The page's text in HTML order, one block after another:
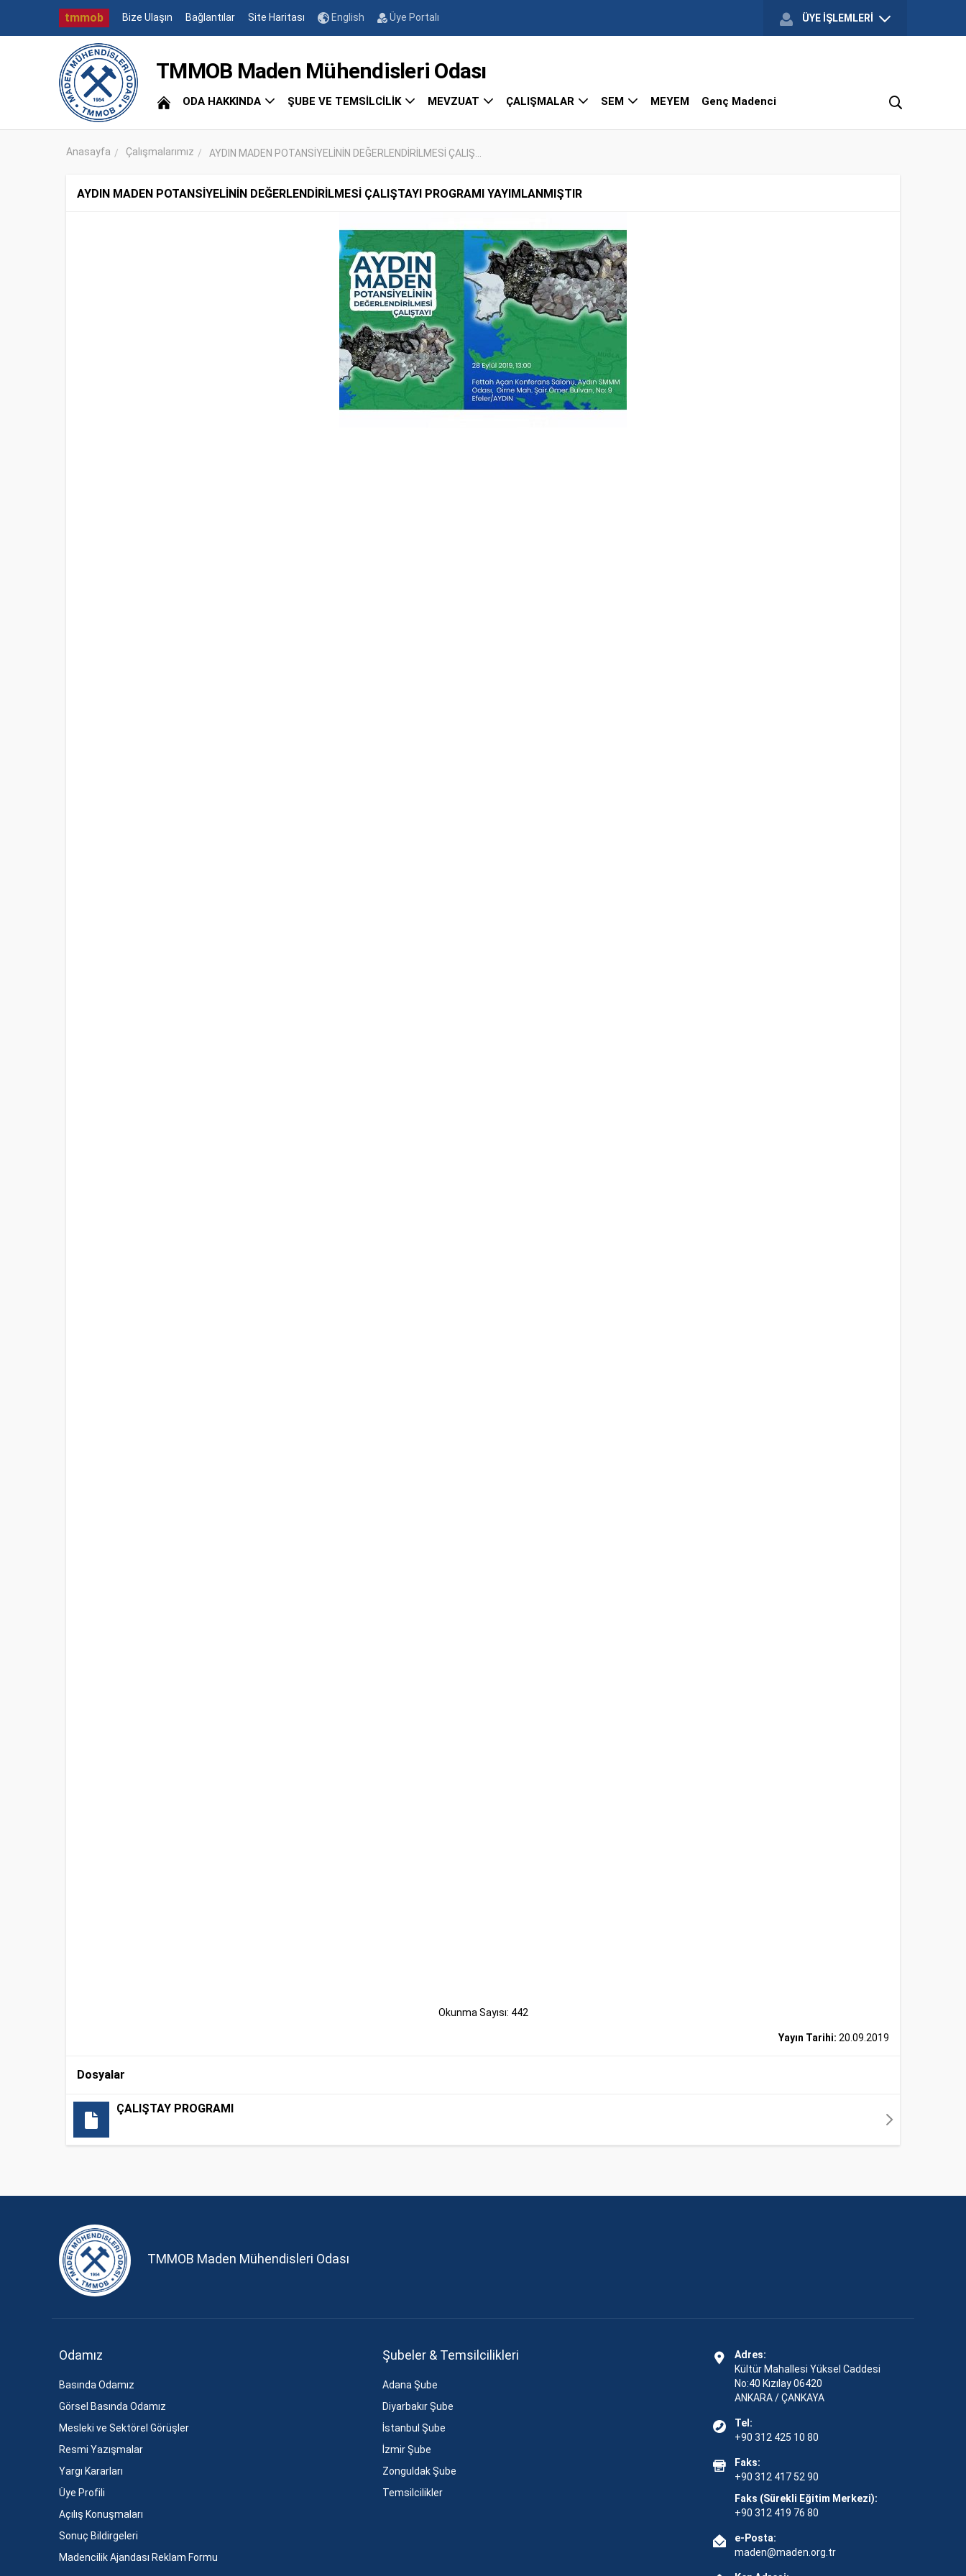
tmmob Bize Ulaşın Bağlantılar Site Haritası English Üye Portalı ÜYE İŞLEMLERİ
TMMOB Maden Mühendisleri Odası
ODA HAKKINDA ŞUBE VE TEMSİLCİLİK MEVZUAT ÇALIŞMALAR SEM MEYEM Genç Madenci
Anasayfa Çalışmalarımız AYDIN MADEN POTANSİYELİNİN DEĞERLENDİRİLMESİ ÇALIŞ...
AYDIN MADEN POTANSİYELİNİN DEĞERLENDİRİLMESİ ÇALIŞTAYI PROGRAMI YAYIMLANMIŞTIR
Okunma Sayısı: 442
Yayın Tarihi: 20.09.2019
Dosyalar
ÇALIŞTAY PROGRAMI
TMMOB Maden Mühendisleri Odası
Odamız
Basında Odamız
Görsel Basında Odamız
Mesleki ve Sektörel Görüşler
Resmi Yazışmalar
Yargı Kararları
Üye Profili
Açılış Konuşmaları
Sonuç Bildirgeleri
Madencilik Ajandası Reklam Formu
Şubeler & Temsilcilikleri
Adana Şube
Diyarbakır Şube
İstanbul Şube
İzmir Şube
Zonguldak Şube
Temsilcilikler
Adres:
Kültür Mahallesi Yüksel Caddesi
No:40 Kızılay 06420
ANKARA / ÇANKAYA
Tel:
+90 312 425 10 80
Faks:
+90 312 417 52 90
Faks (Sürekli Eğitim Merkezi):
+90 312 419 76 80
e-Posta:
maden@maden.org.tr